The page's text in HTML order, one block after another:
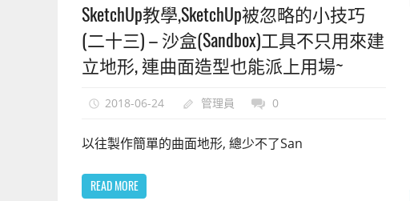
SketchUp教學,SketchUp被忽略的小技巧
(二十三) – 沙盒(Sandbox)工具不只用來建
立地形, 連曲面造型也能派上用場~
2018-06-24 管理員 0
以往製作簡單的曲面地形, 總少不了San
READ MORE